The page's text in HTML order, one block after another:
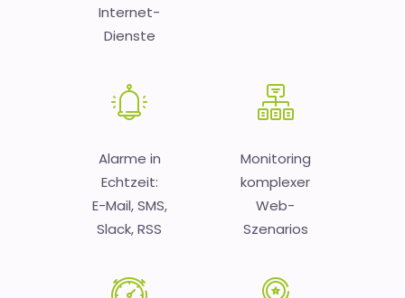
Internet-
Dienste
Alarme in
Echtzeit:
E-Mail, SMS,
Slack, RSS
Monitoring
komplexer
Web-
Szenarios